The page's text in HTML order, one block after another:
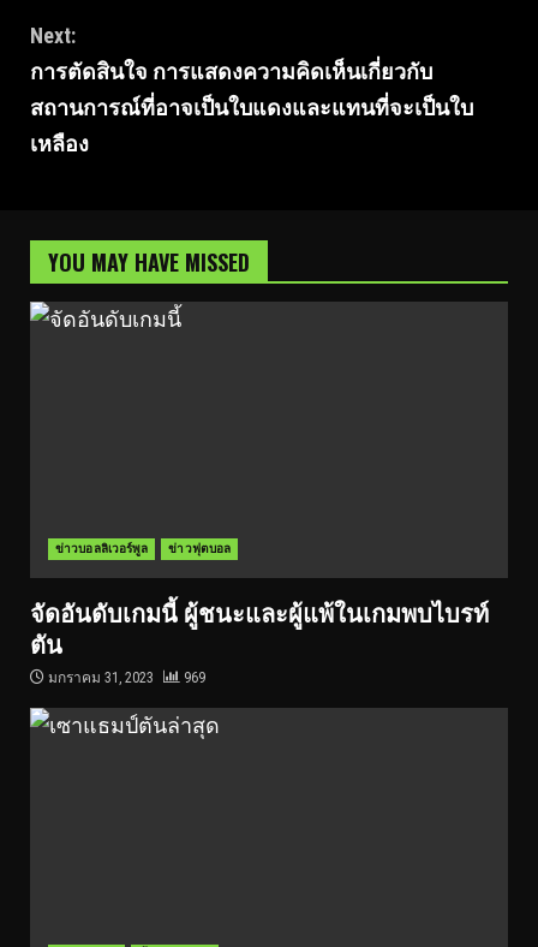
Next:
การตัดสินใจ การแสดงความคิดเห็นเกี่ยวกับ
สถานการณ์ที่อาจเป็นใบแดงและแทนที่จะเป็นใบ
เหลือง
YOU MAY HAVE MISSED
ข่าวบอลลิเวอร์พูล ข่าวฟุตบอล
จัดอันดับเกมนี้ ผู้ชนะและผู้แพ้ในเกมพบไบรท์
ตัน
มกราคม 31, 2023 969